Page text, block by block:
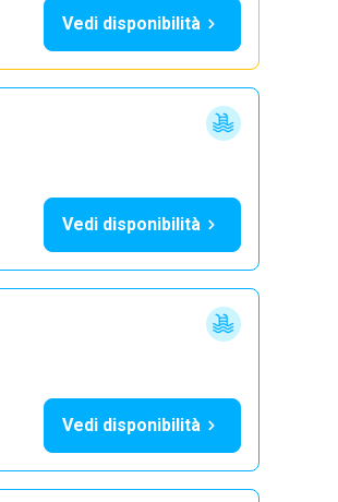
Vedi disponibilità
Vedi disponibilità
Vedi disponibilità